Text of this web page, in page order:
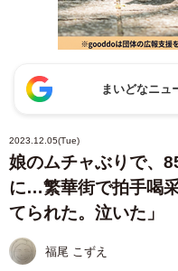
まいどなニュ
2023.12.05(Tue)
娘のムチャぶりで、
に…繁華街で拍手喝
てられた。泣いた」
福尾 こずえ